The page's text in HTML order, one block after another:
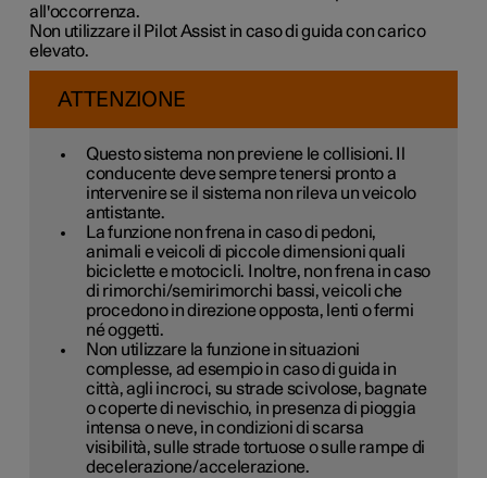
all'occorrenza.
Non utilizzare il Pilot Assist in caso di guida con carico
elevato.
ATTENZIONE
Questo sistema non previene le collisioni. Il
conducente deve sempre tenersi pronto a
intervenire se il sistema non rileva un veicolo
antistante.
La funzione non frena in caso di pedoni,
animali e veicoli di piccole dimensioni quali
biciclette e motocicli. Inoltre, non frena in caso
di rimorchi/semirimorchi bassi, veicoli che
procedono in direzione opposta, lenti o fermi
né oggetti.
Non utilizzare la funzione in situazioni
complesse, ad esempio in caso di guida in
città, agli incroci, su strade scivolose, bagnate
o coperte di nevischio, in presenza di pioggia
intensa o neve, in condizioni di scarsa
visibilità, sulle strade tortuose o sulle rampe di
decelerazione/accelerazione.